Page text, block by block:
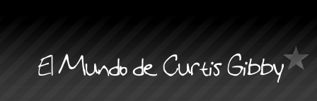
El Mundo de Curtis Gibby